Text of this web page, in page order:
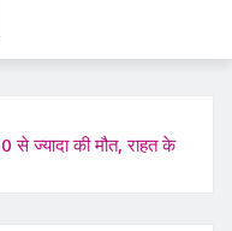
ज्यादा की मौत, राहत के